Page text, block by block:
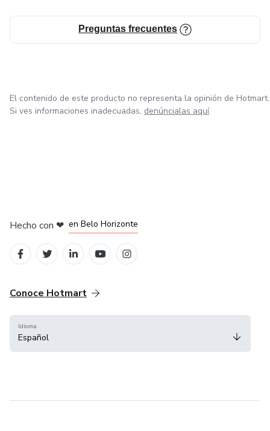
Preguntas frecuentes
El contenido de este producto no representa la opinión de Hotmart.
Si ves informaciones inadecuadas, denúncialas aquí
Hecho con ❤ en Belo Horizonte
Conoce Hotmart
Idioma
Español